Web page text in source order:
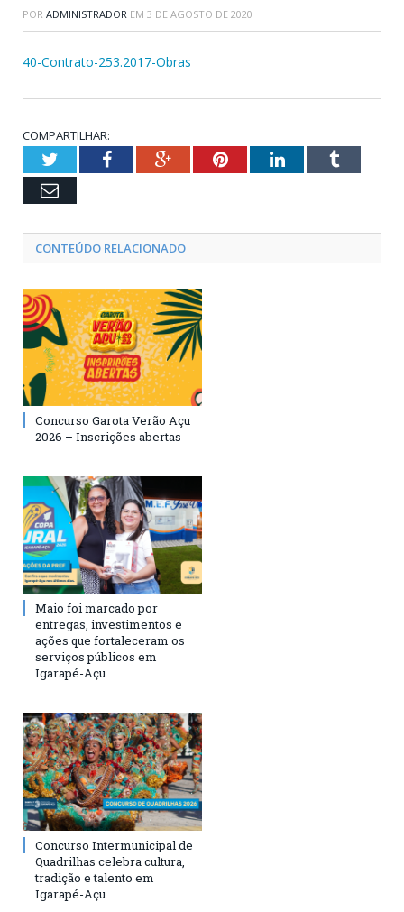
POR ADMINISTRADOR EM 3 DE AGOSTO DE 2020
40-Contrato-253.2017-Obras
COMPARTILHAR:
TwitterFacebookGoogle+PinterestLinkedInTumblr
Email
CONTEÚDO RELACIONADO
Concurso Garota Verão Açu
2026 – Inscrições abertas
Maio foi marcado por
entregas, investimentos e
ações que fortaleceram os
serviços públicos em
Igarapé-Açu
Concurso Intermunicipal de
Quadrilhas celebra cultura,
tradição e talento em
Igarapé-Açu